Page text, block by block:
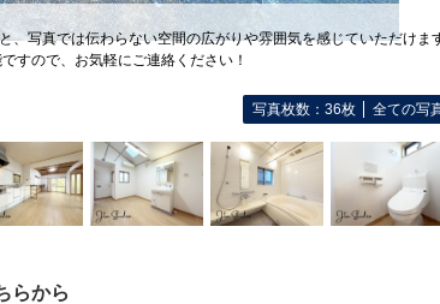
、写真では伝わらない空間の広がりや雰囲気を感じていただけま
すので、お気軽にご連絡ください！
写真枚数：36枚 全ての写
らから